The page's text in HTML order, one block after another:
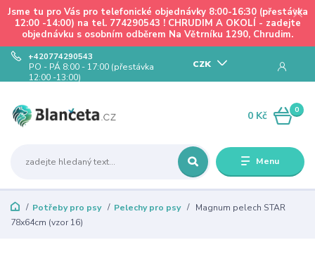
Jsme tu pro Vás pro telefonické objednávky 8:00-16:30 (přestávka
12:00 -14:00) na tel. 774290543 ! CHRUDIM A OKOLÍ - zadejte
objednávku s osobním odběrem Na Větrníku 1290, Chrudim.
Menu
CZK
+420774290543
PO - PÁ 8:00 - 17:00 (přestávka
12:00 -13:00)
0
0 Kč
Potřeby pro psy Pelechy pro psy
Magnum pelech STAR
78x64cm (vzor 16)